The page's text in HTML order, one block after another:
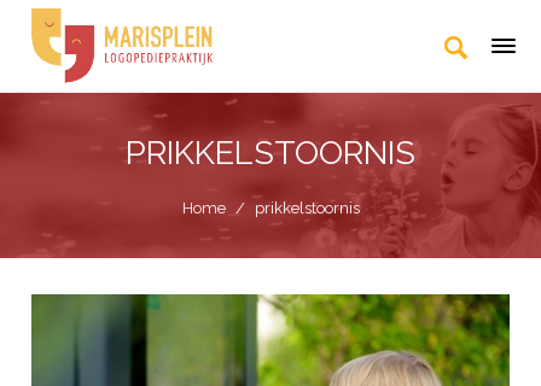
PRIKKELSTOORNIS
Home / prikkelstoornis